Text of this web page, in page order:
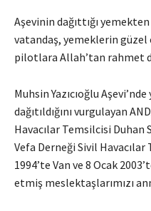
Aşevinin dağıttığı
vatandaş, yemeklerin güzel
pilotlara Allah’tan rahmet
Muhsin Yazıcıoğlu
dağıtıldığını vurgulayan
Havacılar Temsilcisi Duhan
Vefa Derneği Sivil
1994’te Van ve 8 Ocak
etmiş meslektaşlarımızı